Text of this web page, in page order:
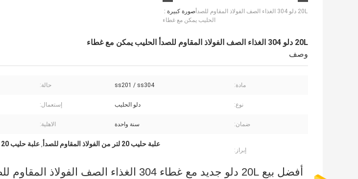
صورة كبيرة : 20L دلو 304 الغذاء الصف الفولاذ المقاوم للصدأ
الحليب يمكن مع غطاء
20L دلو 304 الغذاء الصف الفولاذ المقاوم للصدأ الحليب يمكن مع غطاء
وصف
مادة: ss201 / ss304 حالة:
نوع: دلو الحليب إستعمال:
ضمان: سنة واحدة الاهلية:
إبراز:
علبة حليب 20 لتر من الفولاذ المقاوم للصدأ , علبة حليب 20 لتر من الفولاذ المقاوم للصدأ
أفضل بيع 20L دلو جديد مع غطاء 304 الغذاء الصف الفولاذ المقاوم للصدأ الحليب يمكن